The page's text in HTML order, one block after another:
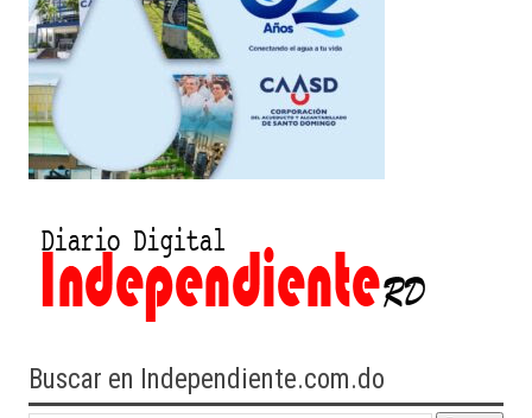
Buscar en Independiente.com.do